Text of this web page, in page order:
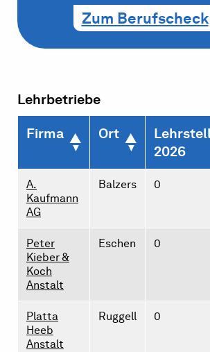
Zum Berufscheck
Lehrbetriebe
Firma Ort
2026
A.
Kaufmann
AG
Balzers 0
Peter
Kieber &
Koch
Anstalt
Eschen 0
Platta
Heeb
Anstalt
Ruggell 0